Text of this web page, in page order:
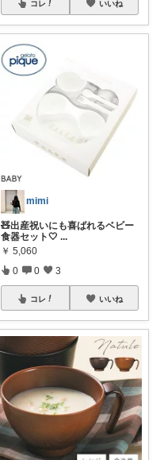
コレ いいね
mimi
🧸出産祝いにも喜ばれるベビー
食器セット🤍 ...
￥ 5,060
0 0 3
コレ いいね